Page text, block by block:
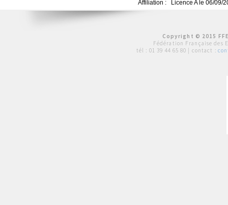
Affiliation :
Licence A le 06/09/
Copyright © 2015
Fédération Française des
tél : 01 39 44 65 80 | contact :